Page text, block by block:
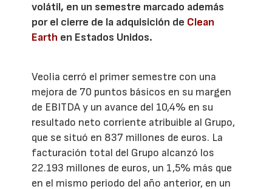
volátil, en un semestre marcado además
por el cierre de la adquisición de Clean
Earth en Estados Unidos.
Veolia cerró el primer semestre con una
mejora de 70 puntos básicos en su margen
de EBITDA y un avance del 10,4% en su
resultado neto corriente atribuible al Grupo,
que se situó en 837 millones de euros. La
facturación total del Grupo alcanzó los
22.193 millones de euros, un 1,5% más que
en el mismo periodo del año anterior, en un